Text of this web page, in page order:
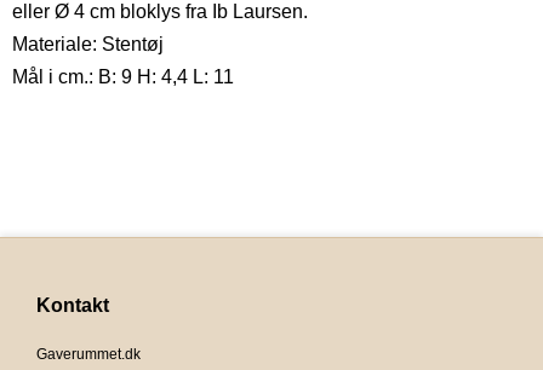
eller Ø 4 cm bloklys fra Ib Laursen.
Materiale: Stentøj
Mål i cm.: B: 9 H: 4,4 L: 11
Kontakt
Gaverummet.dk